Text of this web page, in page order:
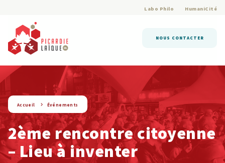
Labo Philo HumaniCité
NOUS CONTACTER
string(9) « evenement »
Accueil Événements
2ème rencontre citoyenne
– Lieu à inventer